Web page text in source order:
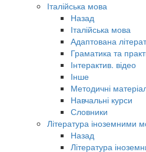
Італійська мова
Назад
Італійська мова
Адаптована
Граматика та
Інтерактив. відео
Інше
Методичні
Навчальні курси
Словники
Література іноземними
Назад
Література